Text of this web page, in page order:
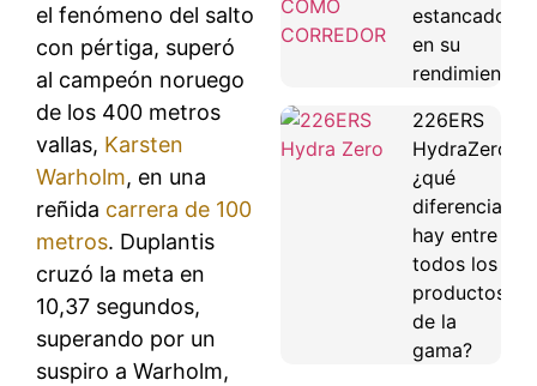
el fenómeno del salto
con pértiga, superó
al campeón noruego
de los 400 metros
vallas, Karsten
Warholm, en una
reñida carrera de 100
metros. Duplantis
cruzó la meta en
10,37 segundos,
superando por un
suspiro a Warholm,
estancado
en su
rendimiento
226ERS
HydraZero:
¿qué
diferencias
hay entre
todos los
productos
de la
gama?